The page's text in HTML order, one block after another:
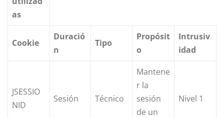
as
Cookie
Duració
n
Tipo
Propósit
o
Intrusiv
idad
JSESSIO
NID
Sesión Técnico
Mantene
r la
sesión
de un
Nivel 1